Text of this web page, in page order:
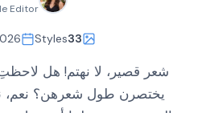
Editor
33
Styles
شعر قصير، لا نهتم! هل
يختصرن طول شعرهن؟ نعم،